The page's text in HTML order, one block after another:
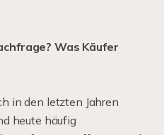
Was Käufer
in den letzten Jahren
heute häufig